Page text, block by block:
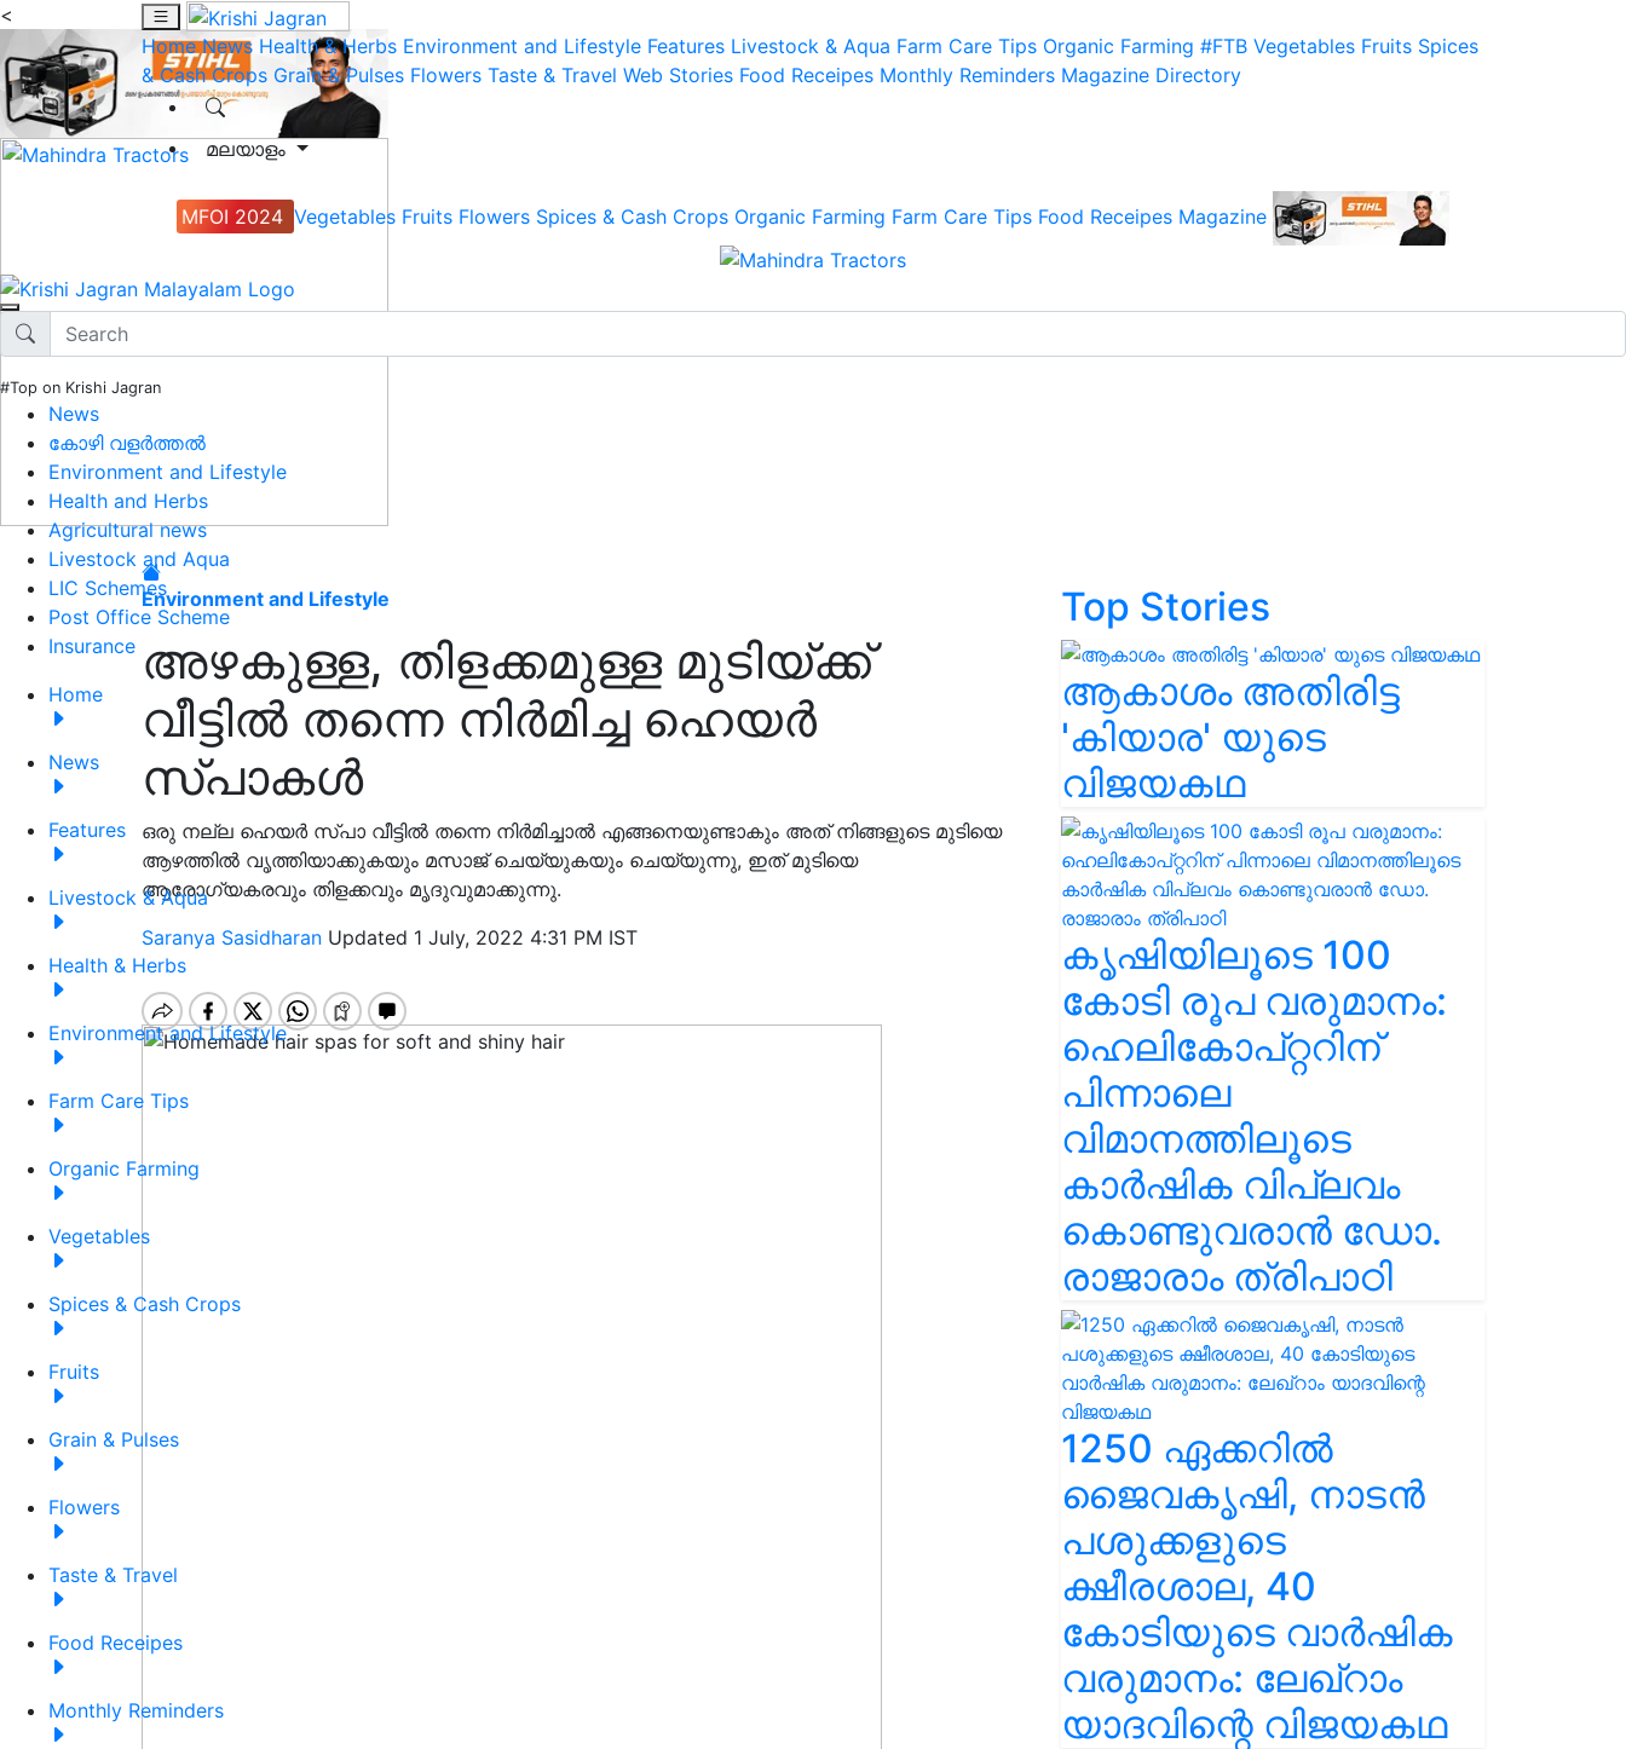
<
Home News Health & Herbs Environment and Lifestyle Features Livestock & Aqua Farm Care Tips Organic Farming #FTB Vegetables Fruits Spices
& Cash Crops Grain & Pulses Flowers Taste & Travel Web Stories Food Receipes Monthly Reminders Magazine Directory
മലയാളം
MFOI 2024 Vegetables Fruits Flowers Spices & Cash Crops Organic Farming Farm Care Tips Food Receipes Magazine
#Top on Krishi Jagran
News
കോഴി വളർത്തൽ
Environment and Lifestyle
Health and Herbs
Agricultural news
Livestock and Aqua
LIC Schemes
Post Office Scheme
Insurance
Home
News
Features
Livestock & Aqua
Health & Herbs
Environment and Lifestyle
Farm Care Tips
Organic Farming
Vegetables
Spices & Cash Crops
Fruits
Grain & Pulses
Flowers
Taste & Travel
Food Receipes
Monthly Reminders
Environment and Lifestyle
അഴകുള്ള, തിളക്കമുള്ള മുടിയ്ക്ക്
വീട്ടിൽ തന്നെ നിർമിച്ച ഹെയർ
സ്പാകൾ
ഒരു നല്ല ഹെയർ സ്പാ വീട്ടിൽ തന്നെ നിർമിച്ചാൽ എങ്ങനെയുണ്ടാകും അത് നിങ്ങളുടെ മുടിയെ
ആഴത്തിൽ വൃത്തിയാക്കുകയും മസാജ് ചെയ്യുകയും ചെയ്യുന്നു, ഇത് മുടിയെ
ആരോഗ്യകരവും തിളക്കവും മൃദുവുമാക്കുന്നു.
Saranya Sasidharan Updated 1 July, 2022 4:31 PM IST
Top Stories
ആകാശം അതിരിട്ട
'കിയാര' യുടെ
വിജയകഥ
കൃഷിയിലൂടെ 100
കോടി രൂപ വരുമാനം:
ഹെലികോപ്റ്ററിന്
പിന്നാലെ
വിമാനത്തിലൂടെ
കാർഷിക വിപ്ലവം
കൊണ്ടുവരാൻ ഡോ.
രാജാരാം ത്രിപാഠി
1250 ഏക്കറിൽ
ജൈവകൃഷി, നാടൻ
പശുക്കളുടെ
ക്ഷീരശാല, 40
കോടിയുടെ വാർഷിക
വരുമാനം: ലേഖ്‌റാം
യാദവിന്റെ വിജയകഥ